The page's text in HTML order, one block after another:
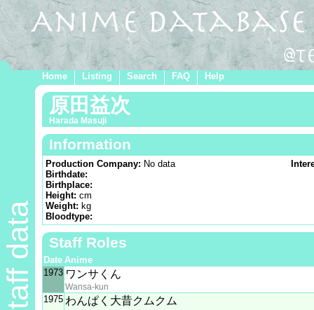
Home Listing Search FAQ Help
Staff data
原田益次
Harada Masuji
Information
Production Company: No data
Birthdate:
Birthplace:
Height: cm
Weight: kg
Bloodtype:
Staff Roles
Date Anime
1973 ワンサくん
Wansa-kun
1975 わんぱく大昔クムクム